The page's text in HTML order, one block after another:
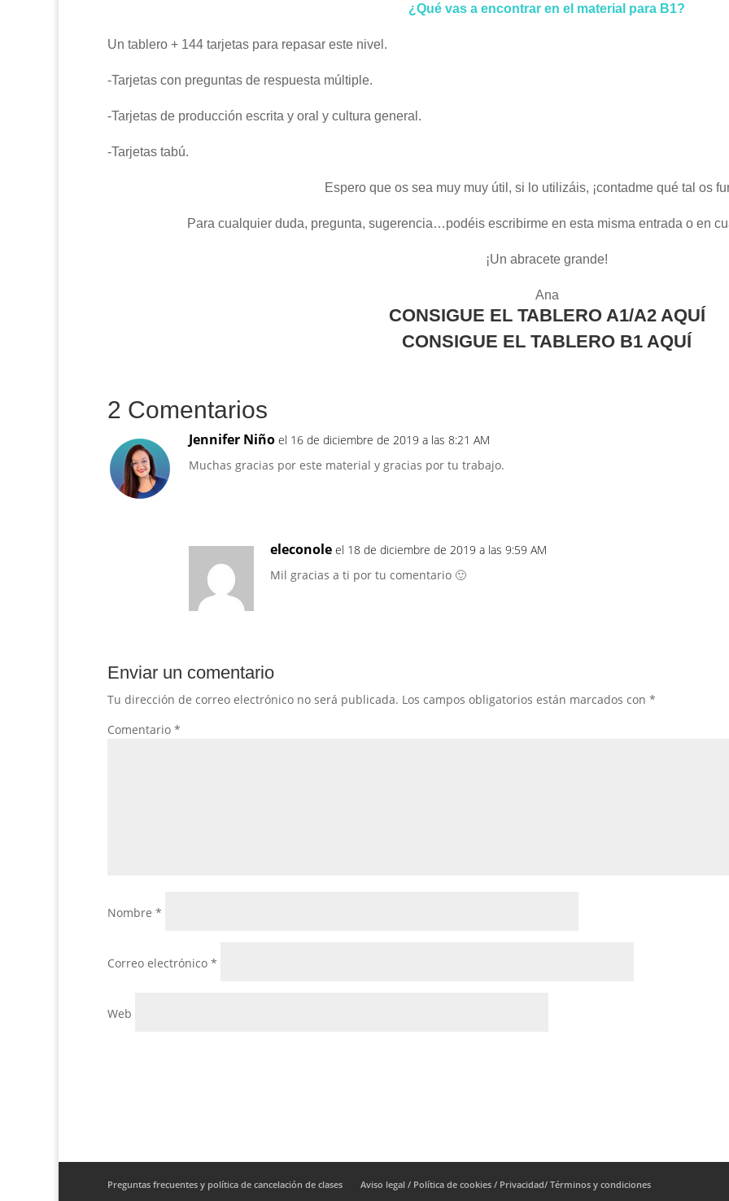
¿Qué vas a encontrar en el material para B1?
Un tablero + 144 tarjetas para repasar este nivel.
-Tarjetas con preguntas de respuesta múltiple.
-Tarjetas de producción escrita y oral y cultura general.
-Tarjetas tabú.
Espero que os sea muy muy útil, si lo utilizáis, ¡contadme qué tal os
Para cualquier duda, pregunta, sugerencia…podéis escribirme en esta misma entrada o en
¡Un abracete grande!
Ana
CONSIGUE EL TABLERO A1/A2 AQUÍ
CONSIGUE EL TABLERO B1 AQUÍ
2 Comentarios
Jennifer Niño el 16 de diciembre de 2019 a las 8:21 AM
Muchas gracias por este material y gracias por tu trabajo.
eleconole el 18 de diciembre de 2019 a las 9:59 AM
Mil gracias a ti por tu comentario 🙂
Enviar un comentario
Tu dirección de correo electrónico no será publicada. Los campos obligatorios están marcados con *
Comentario *
Nombre *
Correo electrónico *
Web
Preguntas frecuentes y política de cancelación de clases Aviso legal / Política de cookies / Privacidad/ Términos y condiciones